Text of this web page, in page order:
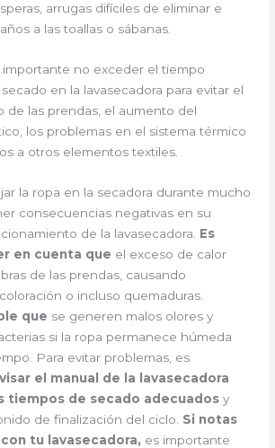
arrugas difíciles de eliminar e
a las toallas o sábanas.
importante no exceder el tiempo
en la lavasecadora para evitar el
de las prendas, el aumento del
los problemas en el sistema térmico
a otros elementos textiles.
la ropa en la secadora durante mucho
consecuencias negativas en su
de la lavasecadora. Es
en cuenta que el exceso de calor
de las prendas, causando
o incluso quemaduras.
que se generen malos olores y
si la ropa permanece húmeda
Para evitar problemas, es
el manual de la lavasecadora
tiempos de secado adecuados y
de finalización del ciclo. Si notas
tu lavasecadora, es importante